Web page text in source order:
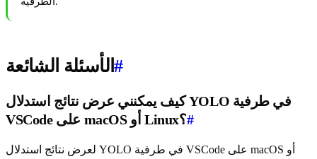
الأسئلة الشائعة#
كيف يمكنني عرض نتائج استدلال YOLO في طرفية
VSCode على macOS أو Linux؟#
لعرض نتائج استدلال YOLO في طرفية VSCode على macOS أو